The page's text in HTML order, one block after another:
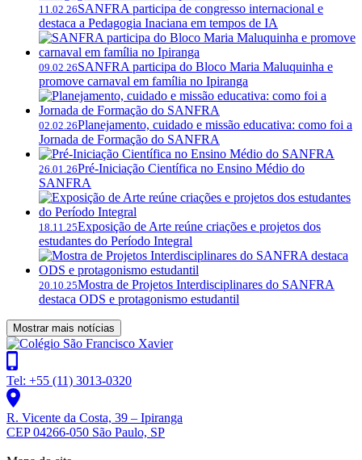
11.02.26SANFRA participa de congresso internacional e
destaca a Pedagogia Inaciana em tempos de IA
09.02.26SANFRA participa do Bloco Maria Maluquinha e
promove carnaval em família no Ipiranga
02.02.26Planejamento, cuidado e missão educativa: como foi a
Jornada de Formação do SANFRA
26.01.26Pré-Iniciação Científica no Ensino Médio do
SANFRA
18.11.25Exposição de Arte reúne criações e projetos dos
estudantes do Período Integral
20.10.25Mostra de Projetos Interdisciplinares do SANFRA
destaca ODS e protagonismo estudantil
Mostrar mais notícias
Tel: +55 (11) 3013-0320
R. Vicente da Costa, 39 – Ipiranga
CEP 04266-050 São Paulo, SP